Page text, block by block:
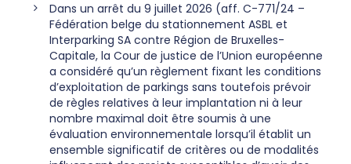
Dans un arrêt du 9 juillet 2026 (aff. C-771/24 –
Fédération belge du stationnement ASBL et
Interparking SA contre Région de Bruxelles-
Capitale, la Cour de justice de l’Union européenne
a considéré qu’un règlement fixant les conditions
d’exploitation de parkings sans toutefois prévoir
de règles relatives à leur implantation ni à leur
nombre maximal doit être soumis à une
évaluation environnementale lorsqu’il établit un
ensemble significatif de critères ou de modalités